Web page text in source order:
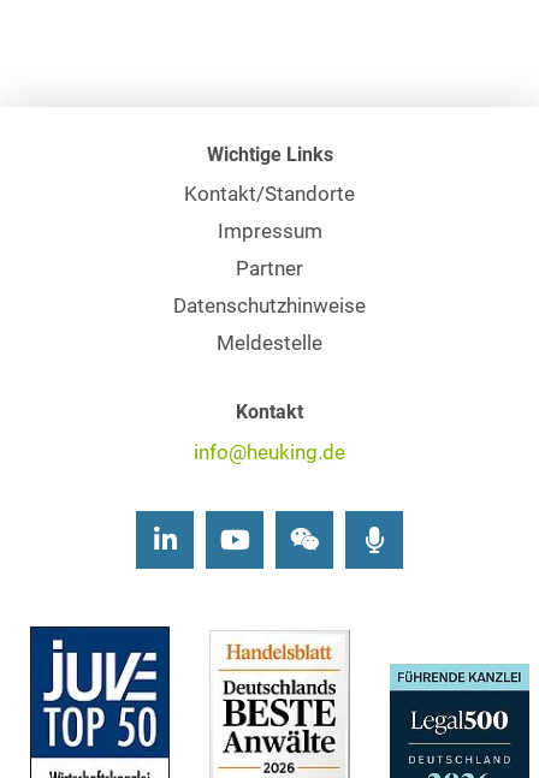
Wichtige Links
Kontakt/Standorte
Impressum
Partner
Datenschutzhinweise
Meldestelle
Kontakt
info@heuking.de
LinkedInYoutubeWechat